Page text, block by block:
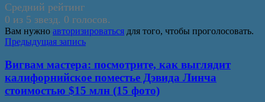
Средний рейтинг
0 из 5 звезд. 0 голосов.
Вам нужно авторизироваться для того, чтобы проголосовать.
Навигация
по
записям
Предыдущая запись
Вигвам мастера: посмотрите, как выглядит
калифорнийское поместье Дэвида Линча
стоимостью $15 млн (15 фото)